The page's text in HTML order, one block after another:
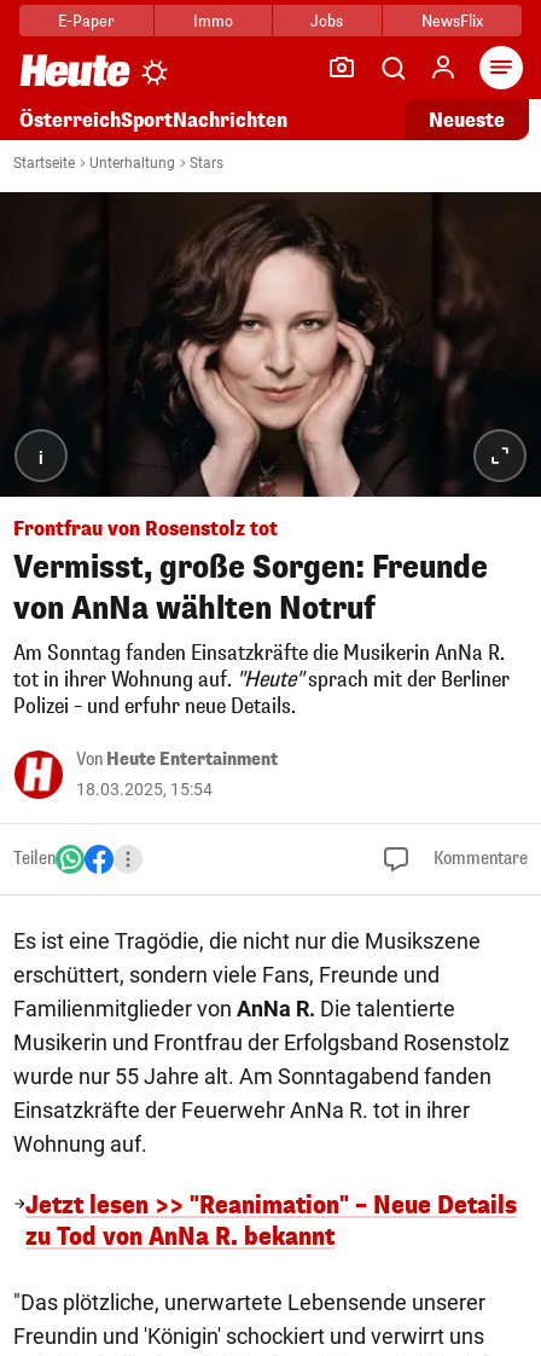
E-Paper Immo Jobs NewsFlix
ÖsterreichSportNachrichten Neueste
Startseite Unterhaltung Stars
i
Frontfrau von Rosenstolz tot
Vermisst, große Sorgen: Freunde
von AnNa wählten Notruf
Am Sonntag fanden Einsatzkräfte die Musikerin AnNa R.
tot in ihrer Wohnung auf. "Heute"sprach mit der Berliner
Polizei – und erfuhr neue Details.
Von Heute Entertainment
18.03.2025, 15:54
Teilen Kommentare
Es ist eine Tragödie, die nicht nur die Musikszene
erschüttert, sondern viele Fans, Freunde und
Familienmitglieder von AnNa R. Die talentierte
Musikerin und Frontfrau der Erfolgsband Rosenstolz
wurde nur 55 Jahre alt. Am Sonntagabend fanden
Einsatzkräfte der Feuerwehr AnNa R. tot in ihrer
Wohnung auf.
Jetzt lesen >> "Reanimation" – Neue Details
zu Tod von AnNa R. bekannt
"Das plötzliche, unerwartete Lebensende unserer
Freundin und 'Königin' schockiert und verwirrt uns